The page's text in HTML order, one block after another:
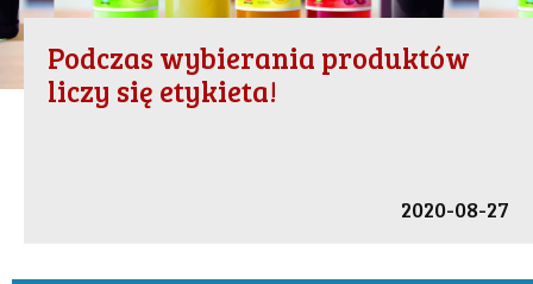
Podczas wybierania produktów
liczy się etykieta!
2020-08-27